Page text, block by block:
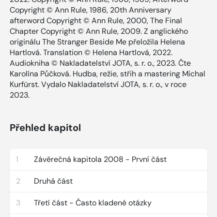
Copyright © Ann Rule, 1986, 20th Anniversary
afterword Copyright © Ann Rule, 2000, The Final
Chapter Copyright © Ann Rule, 2009. Z anglického
originálu The Stranger Beside Me přeložila Helena
Hartlová. Translation © Helena Hartlová, 2022.
Audiokniha © Nakladatelství JOTA, s. r. o., 2023. Čte
Karolína Půčková. Hudba, režie, střih a mastering Michal
Kurfürst. Vydalo Nakladatelství JOTA, s. r. o., v roce
2023.
Přehled kapitol
1 Závěrečná kapitola 2008 - První část
2 Druhá část
3 Třetí část - Často kladené otázky